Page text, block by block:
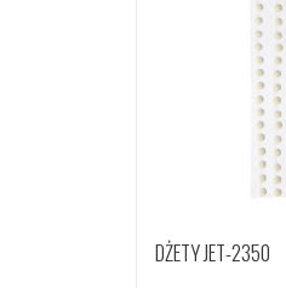
DŻETY JET-2350